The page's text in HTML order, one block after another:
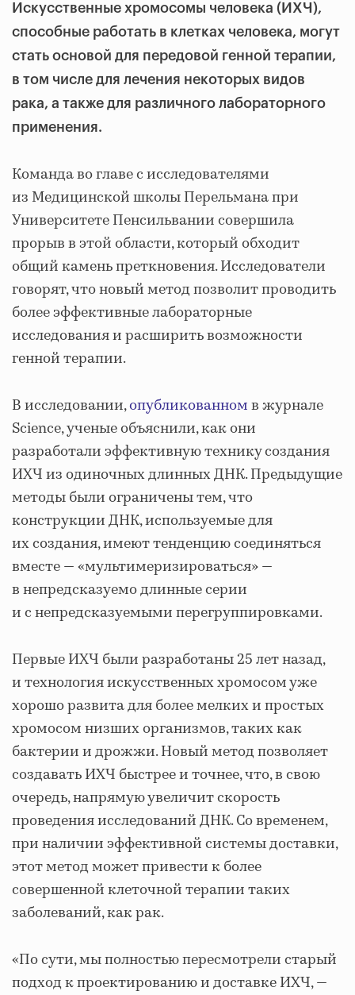
Искусственные хромосомы человека (ИХЧ),
способные работать в клетках человека, могут
стать основой для передовой генной терапии,
в том числе для лечения некоторых видов
рака, а также для различного лабораторного
применения.
Команда во главе с исследователями
из Медицинской школы Перельмана при
Университете Пенсильвании совершила
прорыв в этой области, который обходит
общий камень преткновения. Исследователи
говорят, что новый метод позволит проводить
более эффективные лабораторные
исследования и расширить возможности
генной терапии.
В исследовании,опубликованномв журнале
Science, ученые объяснили, как они
разработали эффективную технику создания
ИХЧ из одиночных длинных ДНК. Предыдущие
методы были ограничены тем, что
конструкции ДНК, используемые для
их создания, имеют тенденцию соединяться
вместе — «мультимеризироваться» —
в непредсказуемо длинные серии
и с непредсказуемыми перегруппировками.
Первые ИХЧ были разработаны 25 лет назад,
и технология искусственных хромосом уже
хорошо развита для более мелких и простых
хромосом низших организмов, таких как
бактерии и дрожжи. Новый метод позволяет
создавать ИХЧ быстрее и точнее, что, в свою
очередь, напрямую увеличит скорость
проведения исследований ДНК. Со временем,
при наличии эффективной системы доставки,
этот метод может привести к более
совершенной клеточной терапии таких
заболеваний, как рак.
«По сути, мы полностью пересмотрели старый
подход к проектированию и доставке ИХЧ, —